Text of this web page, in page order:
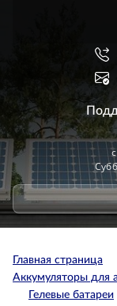
Главная страница
Аккумуляторы для
Гелевые батареи